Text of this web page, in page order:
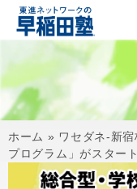
ホーム » ワセダネ-新宿
プログラム」がスター